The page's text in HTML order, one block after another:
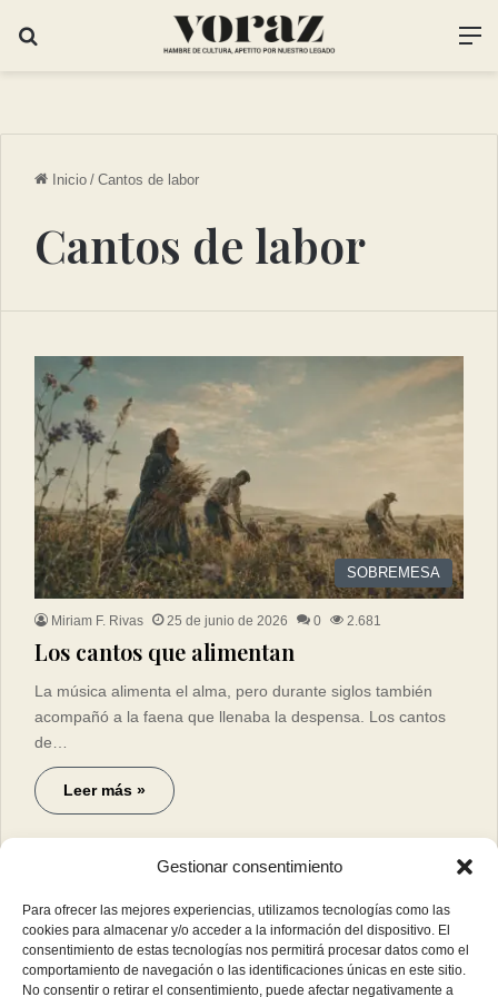
Gestionar consentimiento
Para ofrecer las mejores experiencias, utilizamos tecnologías como las
cookies para almacenar y/o acceder a la información del dispositivo. El
consentimiento de estas tecnologías nos permitirá procesar datos como el
comportamiento de navegación o las identificaciones únicas en este sitio.
No consentir o retirar el consentimiento, puede afectar negativamente a
Inicio / Cantos de labor
Cantos de labor
SOBREMESA
Miriam F. Rivas 25 de junio de 2026 0 2.681
Los cantos que alimentan
La música alimenta el alma, pero durante siglos también
acompañó a la faena que llenaba la despensa. Los cantos
de…
Leer más »